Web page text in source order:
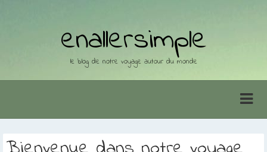
enallersimple
le blog de notre voyage autour du monde